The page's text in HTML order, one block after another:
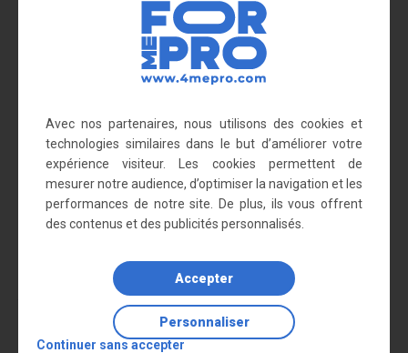
conseillée pour plusieurs raisons.
Production de meilleure
Les particules fines polluantes pourraient changer la
qualité de vos produits. Pour y remédier, le nettoyeur
industriel peut épurer tous les postes de travail, réaliser
le traitement de surface et assurer un conditionnement
d'air approprié. La prestation fournie par un professionnel
Assurer le bon
fonctionnement des
Avec nos partenaires, nous utilisons des cookies et
technologies similaires dans le but d’améliorer votre
expérience visiteur. Les cookies permettent de
mesurer notre audience, d’optimiser la navigation et les
performances de notre site. De plus, ils vous offrent
des contenus et des publicités personnalisés.
Personnaliser
Accepter
Continuer sans accepter